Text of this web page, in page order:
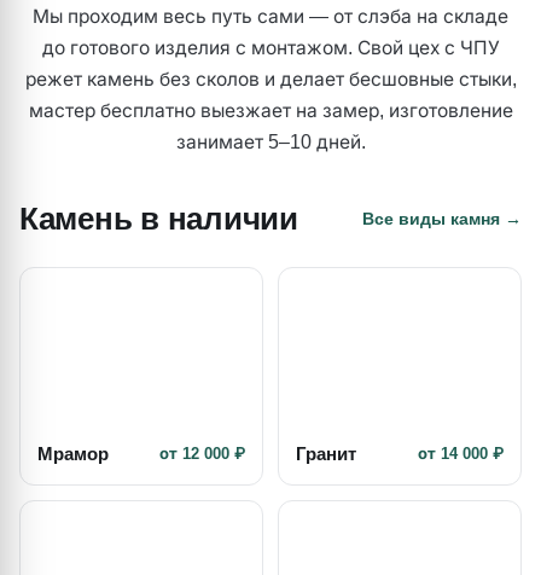
Мы проходим весь путь сами — от слэба на складе
до готового изделия с монтажом. Свой цех с ЧПУ
режет камень без сколов и делает бесшовные стыки,
мастер бесплатно выезжает на замер, изготовление
занимает 5–10 дней.
Камень в наличии Все виды камня →
Мрамор от 12 000 ₽ Гранит от 14 000 ₽